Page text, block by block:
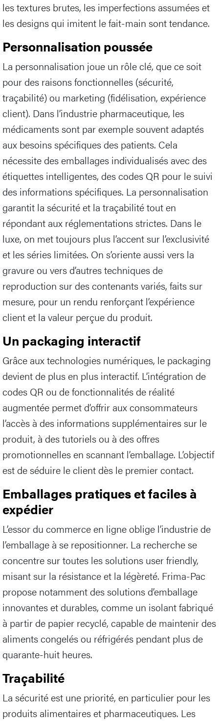
les textures brutes, les imperfections assumées et
les designs qui imitent le fait-main sont tendance.
Personnalisation poussée
La personnalisation joue un rôle clé, que ce soit
pour des raisons fonctionnelles (sécurité,
traçabilité) ou marketing (fidélisation, expérience
client). Dans l’industrie pharmaceutique, les
médicaments sont par exemple souvent adaptés
aux besoins spécifiques des patients. Cela
nécessite des emballages individualisés avec des
étiquettes intelligentes, des codes QR pour le suivi
des informations spécifiques. La personnalisation
garantit la sécurité et la traçabilité tout en
répondant aux réglementations strictes. Dans le
luxe, on met toujours plus l’accent sur l’exclusivité
et les séries limitées. On s’oriente aussi vers la
gravure ou vers d’autres techniques de
reproduction sur des contenants variés, faits sur
mesure, pour un rendu renforçant l’expérience
client et la valeur perçue du produit.
Un packaging interactif
Grâce aux technologies numériques, le packaging
devient de plus en plus interactif. L’intégration de
codes QR ou de fonctionnalités de réalité
augmentée permet d’offrir aux consommateurs
l’accès à des informations supplémentaires sur le
produit, à des tutoriels ou à des offres
promotionnelles en scannant l’emballage. L’objectif
est de séduire le client dès le premier contact.
Emballages pratiques et faciles à
expédier
L’essor du commerce en ligne oblige l’industrie de
l’emballage à se repositionner. La recherche se
concentre sur toutes les solutions user friendly,
misant sur la résistance et la légèreté. Frima-Pac
propose notamment des solutions d’emballage
innovantes et durables, comme un isolant fabriqué
à partir de papier recyclé, capable de maintenir des
aliments congelés ou réfrigérés pendant plus de
quarante-huit heures.
Traçabilité
La sécurité est une priorité, en particulier pour les
produits alimentaires et pharmaceutiques. Les